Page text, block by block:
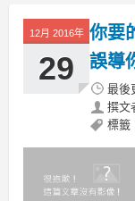
12月 2016年
29
你要
誤導
最後
撰文
標籤